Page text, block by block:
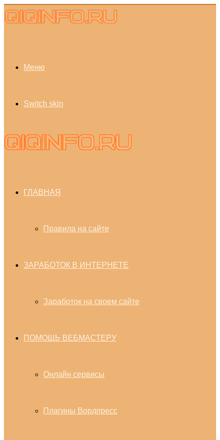
Меню
Switch skin
ГЛАВНАЯ
Правила на сайте
ЗАРАБОТОК В ИНТЕРНЕТЕ
Заработок на своем сайте
ПОМОЩЬ ВЕБМАСТЕРУ
Онлайн сервисы
Плагины Вордпресс